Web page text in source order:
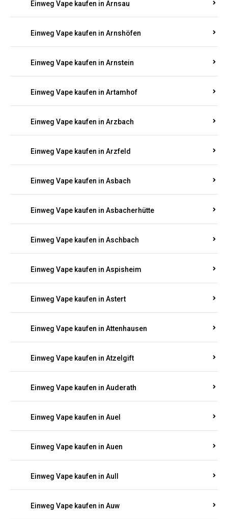
Einweg Vape kaufen in Arnsau
Einweg Vape kaufen in Arnshöfen
Einweg Vape kaufen in Arnstein
Einweg Vape kaufen in Artamhof
Einweg Vape kaufen in Arzbach
Einweg Vape kaufen in Arzfeld
Einweg Vape kaufen in Asbach
Einweg Vape kaufen in Asbacherhütte
Einweg Vape kaufen in Aschbach
Einweg Vape kaufen in Aspisheim
Einweg Vape kaufen in Astert
Einweg Vape kaufen in Attenhausen
Einweg Vape kaufen in Atzelgift
Einweg Vape kaufen in Auderath
Einweg Vape kaufen in Auel
Einweg Vape kaufen in Auen
Einweg Vape kaufen in Aull
Einweg Vape kaufen in Auw